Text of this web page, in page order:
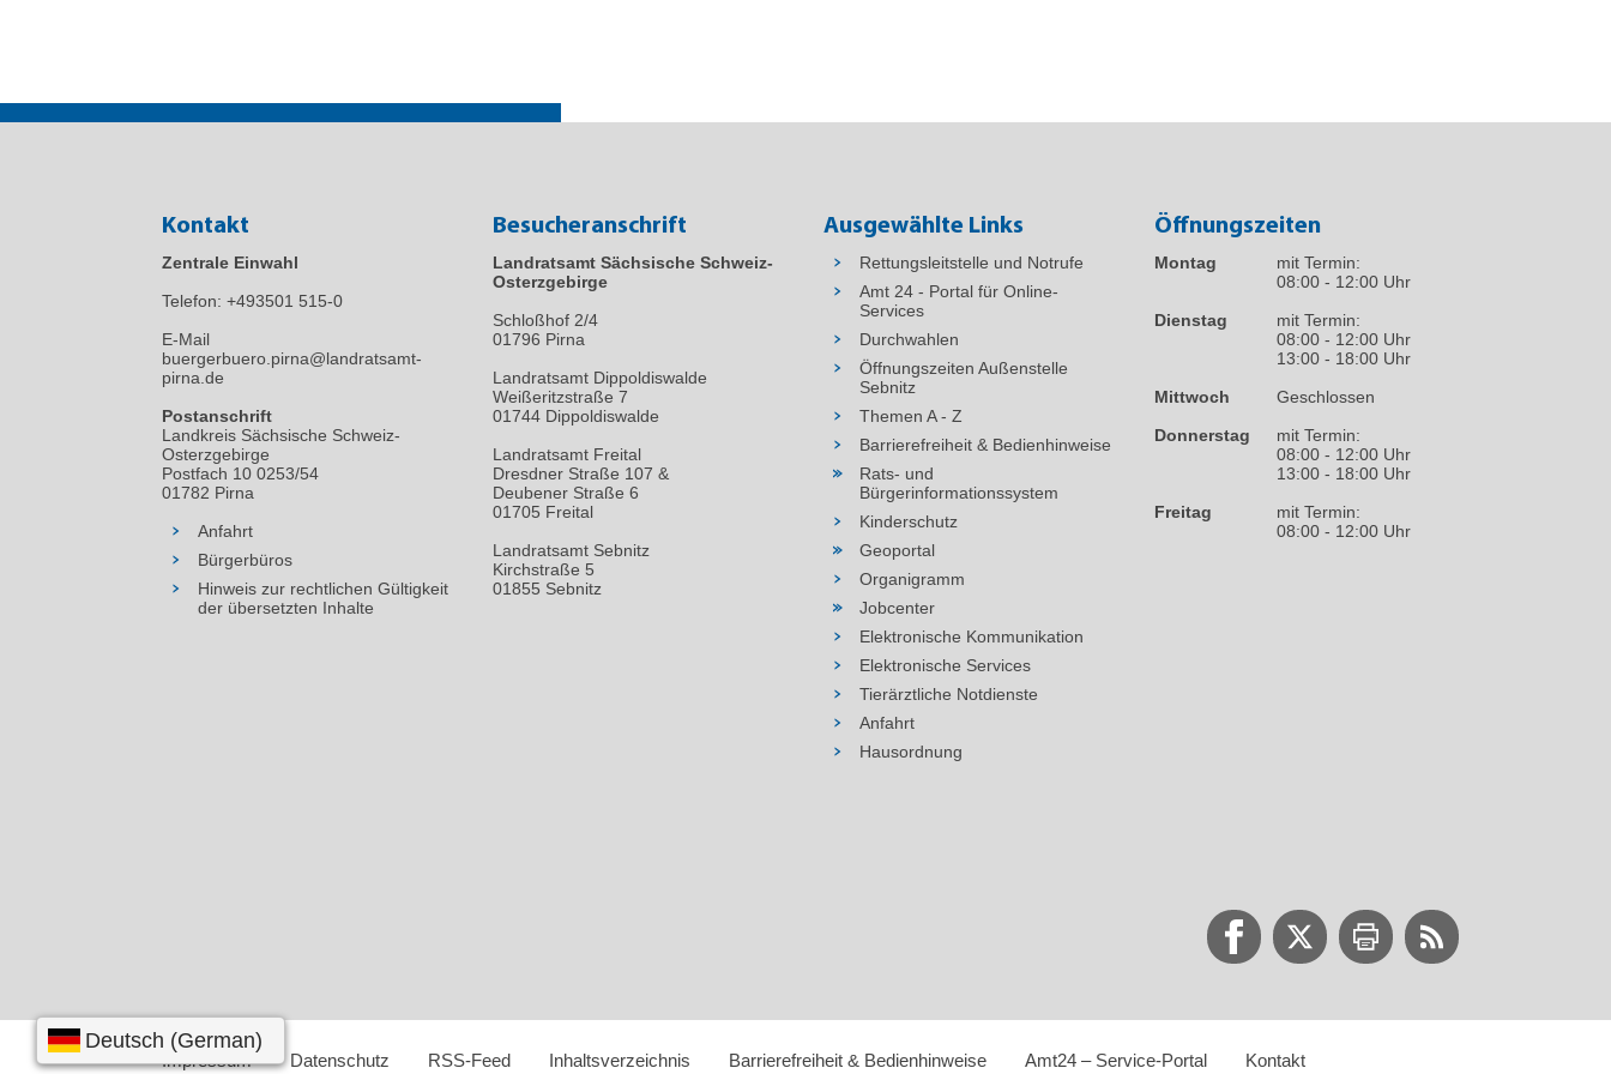
Kontakt
Zentrale Einwahl
Telefon: +493501 515-0
E-Mail
buergerbuero.pirna@landratsamt-
pirna.de
Postanschrift
Landkreis Sächsische Schweiz-
Osterzgebirge
Postfach 10 0253/54
01782 Pirna
Anfahrt
Bürgerbüros
Hinweis zur rechtlichen Gültigkeit
der übersetzten Inhalte
Besucheranschrift
Landratsamt Sächsische Schweiz-
Osterzgebirge
Schloßhof 2/4
01796 Pirna
Landratsamt Dippoldiswalde
Weißeritzstraße 7
01744 Dippoldiswalde
Landratsamt Freital
Dresdner Straße 107 &
Deubener Straße 6
01705 Freital
Landratsamt Sebnitz
Kirchstraße 5
01855 Sebnitz
Ausgewählte Links
Rettungsleitstelle und Notrufe
Amt 24 - Portal für Online-
Services
Durchwahlen
Öffnungszeiten Außenstelle
Sebnitz
Themen A - Z
Barrierefreiheit & Bedienhinweise
Rats- und
Bürgerinformationssystem
Kinderschutz
Geoportal
Organigramm
Jobcenter
Elektronische Kommunikation
Elektronische Services
Tierärztliche Notdienste
Anfahrt
Hausordnung
Öffnungszeiten
Montag
mit Termin:
08:00 - 12:00 Uhr
Dienstag
mit Termin:
08:00 - 12:00 Uhr
13:00 - 18:00 Uhr
Mittwoch
Geschlossen
Donnerstag
mit Termin:
08:00 - 12:00 Uhr
13:00 - 18:00 Uhr
Freitag
mit Termin:
08:00 - 12:00 Uhr
Impressum Datenschutz RSS-Feed Inhaltsverzeichnis Barrierefreiheit & Bedienhinweise Amt24 – Service-Portal Kontakt